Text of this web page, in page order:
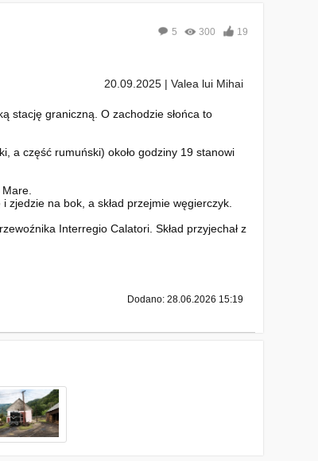
5 300 19
20.09.2025 | Valea lui Mihai
stację graniczną. O zachodzie słońca to
a część rumuński) około godziny 19 stanowi
na bok, a skład przejmie węgierczyk.
Interregio Calatori. Skład przyjechał z
Dodano: 28.06.2026 15:19